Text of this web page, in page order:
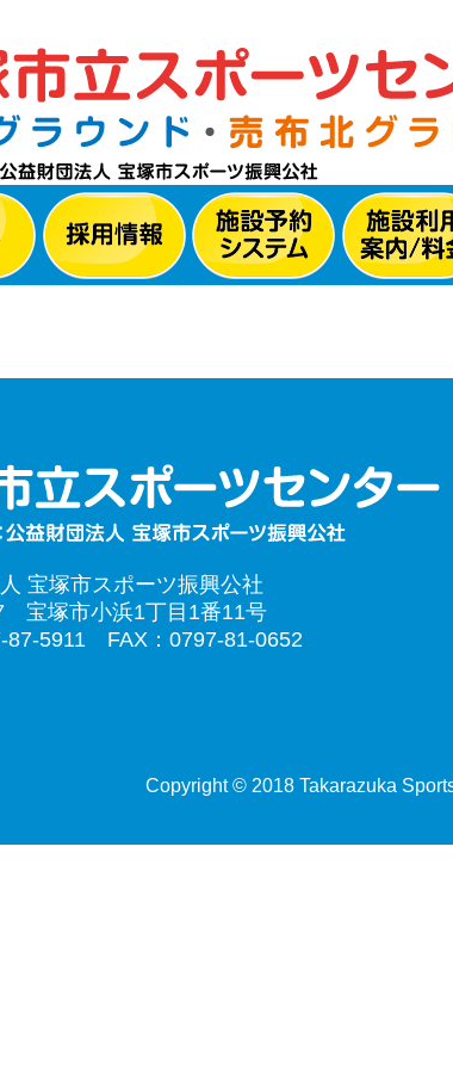
宝塚市スポーツ振興公社
宝塚市小浜1丁目1番11号
87-5911 FAX：0797-81-0652
Copyright © 2018 Takarazuka